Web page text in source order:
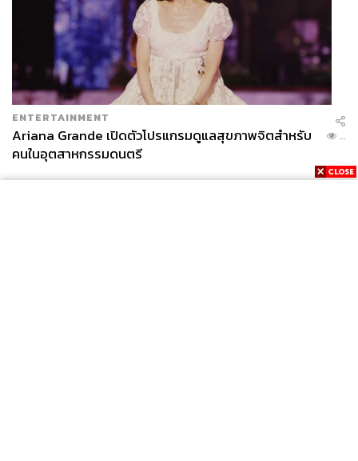
ENTERTAINMENT
Ariana Grande เปิดตัวโปรแกรมดูแลสุขภาพจิตสำหรับ
คนในอุตสาหกรรมดนตรี
...